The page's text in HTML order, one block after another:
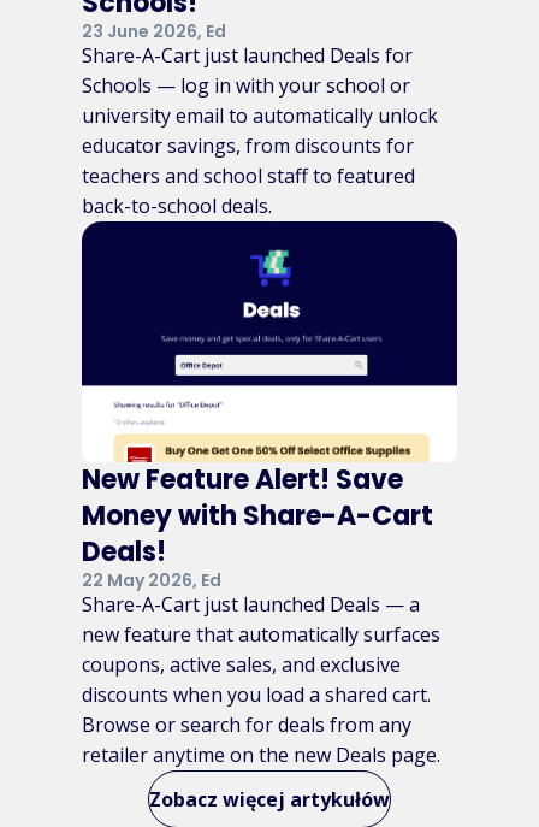
23 June 2026, Ed
Share-A-Cart just launched Deals for
Schools — log in with your school or
university email to automatically unlock
educator savings, from discounts for
teachers and school staff to featured
back-to-school deals.
New Feature Alert! Save
Money with Share-A-Cart
Deals!
22 May 2026, Ed
Share-A-Cart just launched Deals — a
new feature that automatically surfaces
coupons, active sales, and exclusive
discounts when you load a shared cart.
Browse or search for deals from any
retailer anytime on the new Deals page.
Zobacz więcej artykułów